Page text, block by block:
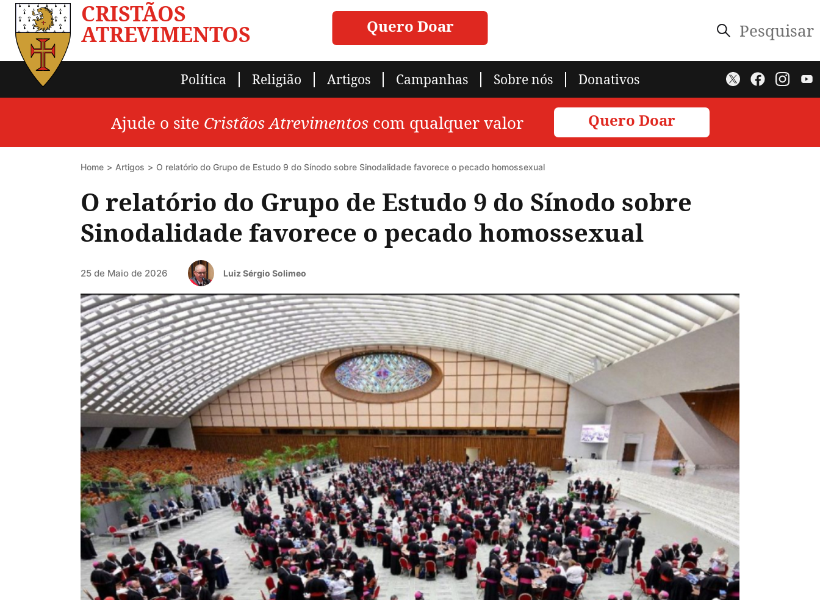
CRISTÃOS
ATREVIMENTOS Quero Doar Pesquisar
Política Religião Artigos Campanhas Sobre nós Donativos
Ajude o site Cristãos Atrevimentoscom qualquer valor Quero Doar
Home Artigos O relatório do Grupo de Estudo 9 do Sínodo sobre Sinodalidade favorece o pecado homossexual
O relatório do Grupo de Estudo 9 do Sínodo sobre
Sinodalidade favorece o pecado homossexual
25 de Maio de 2026 Luiz Sérgio Solimeo